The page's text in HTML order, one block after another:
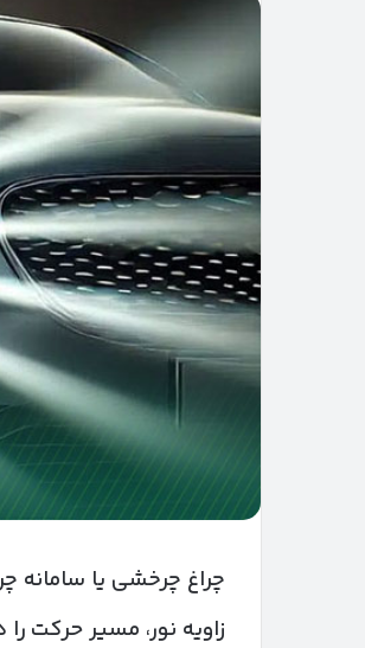
چراغ چرخشی یا سامانه
زاویه نور، مسیر حرکت